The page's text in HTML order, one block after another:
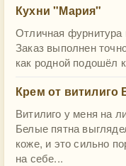
Кухни "Мария"
Отличная фурнитура
Заказ выполнен
как родной подошёл
Крем от
Витилиго у меня на
Белые пятна
коже, и это сильно
на себе...